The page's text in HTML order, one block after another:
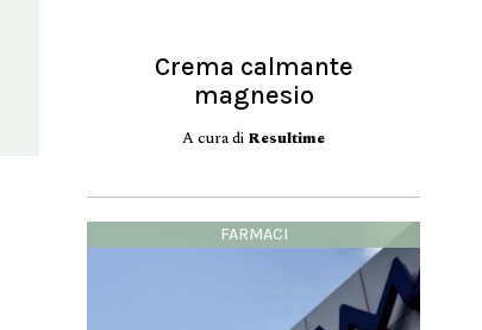
Crema calmante
magnesio
A cura di Resultime
FARMACI